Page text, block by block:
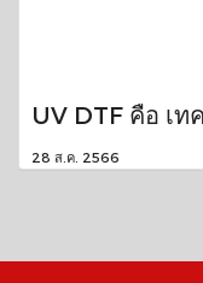
UV DTF คือ เ
28 ส.ค. 2566